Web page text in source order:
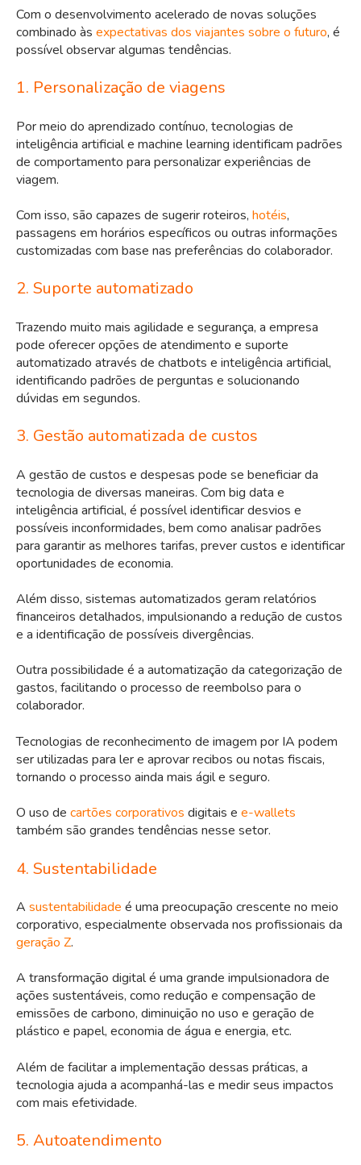
Com o desenvolvimento acelerado de novas soluções
combinado às expectativas dos viajantes sobre o futuro, é
possível observar algumas tendências.
1. Personalização de viagens
Por meio do aprendizado contínuo, tecnologias de
inteligência artificial e machine learning identificam padrões
de comportamento para personalizar experiências de
viagem.
Com isso, são capazes de sugerir roteiros, hotéis,
passagens em horários específicos ou outras informações
customizadas com base nas preferências do colaborador.
2. Suporte automatizado
Trazendo muito mais agilidade e segurança, a empresa
pode oferecer opções de atendimento e suporte
automatizado através de chatbots e inteligência artificial,
identificando padrões de perguntas e solucionando
dúvidas em segundos.
3. Gestão automatizada de custos
A gestão de custos e despesas pode se beneficiar da
tecnologia de diversas maneiras. Com big data e
inteligência artificial, é possível identificar desvios e
possíveis inconformidades, bem como analisar padrões
para garantir as melhores tarifas, prever custos e identificar
oportunidades de economia.
Além disso, sistemas automatizados geram relatórios
financeiros detalhados, impulsionando a redução de custos
e a identificação de possíveis divergências.
Outra possibilidade é a automatização da categorização de
gastos, facilitando o processo de reembolso para o
colaborador.
Tecnologias de reconhecimento de imagem por IA podem
ser utilizadas para ler e aprovar recibos ou notas fiscais,
tornando o processo ainda mais ágil e seguro.
O uso de cartões corporativos digitais e e-wallets
também são grandes tendências nesse setor.
4. Sustentabilidade
A sustentabilidade é uma preocupação crescente no meio
corporativo, especialmente observada nos profissionais da
geração Z.
A transformação digital é uma grande impulsionadora de
ações sustentáveis, como redução e compensação de
emissões de carbono, diminuição no uso e geração de
plástico e papel, economia de água e energia, etc.
Além de facilitar a implementação dessas práticas, a
tecnologia ajuda a acompanhá-las e medir seus impactos
com mais efetividade.
5. Autoatendimento